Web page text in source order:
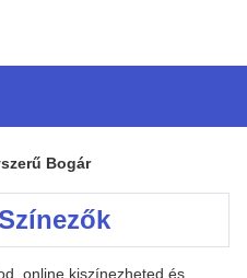
Bogár
online kiszínezheted és